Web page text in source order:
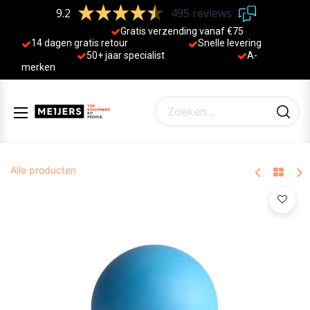
9.2 495 reviews
Gratis verzending vanaf €75
14 dagen gratis retour
Sne lle levering
50+ jaar specialist
A-
merken
Alle producten